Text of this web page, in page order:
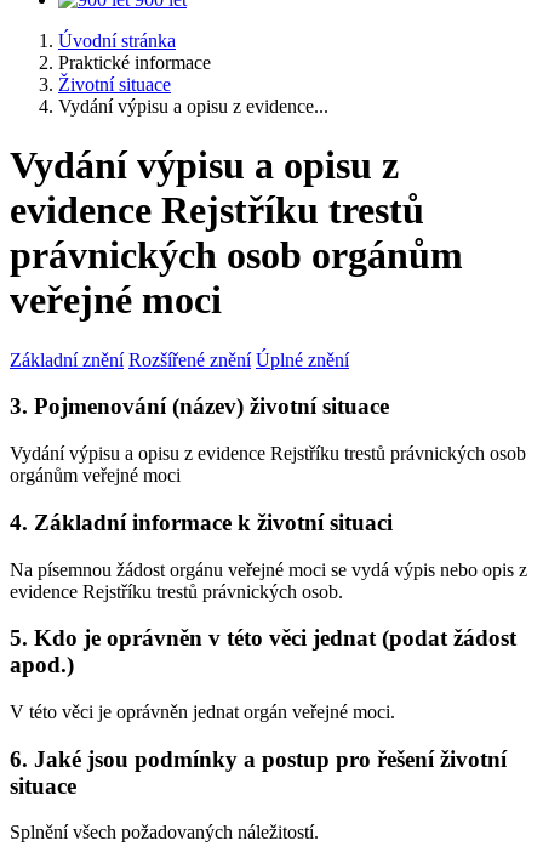
Úvodní stránka
Praktické informace
Životní situace
Vydání výpisu a opisu z evidence...
Vydání výpisu a opisu z
evidence Rejstříku trestů
právnických osob orgánům
veřejné moci
Základní znění Rozšířené znění Úplné znění
3. Pojmenování (název) životní situace
Vydání výpisu a opisu z evidence Rejstříku trestů právnických osob
orgánům veřejné moci
4. Základní informace k životní situaci
Na písemnou žádost orgánu veřejné moci se vydá výpis nebo opis z
evidence Rejstříku trestů právnických osob.
5. Kdo je oprávněn v této věci jednat (podat žádost
apod.)
V této věci je oprávněn jednat orgán veřejné moci.
6. Jaké jsou podmínky a postup pro řešení životní
situace
Splnění všech požadovaných náležitostí.